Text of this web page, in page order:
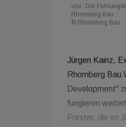
vlnr.: Die
Rhomberg Bau
© Rhomberg Bau
Jürgen Kainz,
Rhomberg Bau
Development"
fungieren
Forster, die im